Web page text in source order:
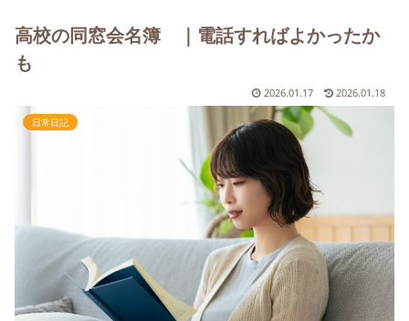
高校の同窓会名簿 ｜電話すればよかったか
も
2026.01.17 2026.01.18
日常日記